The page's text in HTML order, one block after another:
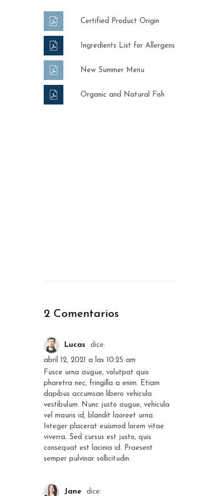
Certified Product Origin
Ingredients List for Allergens
New Summer Menu
Organic and Natural Fish
2 Comentarios
Lucas dice:
abril 12, 2021 a las 10:25 am
Fusce urna augue, volutpat quis
pharetra nec, fringilla a enim. Etiam
dapibus accumsan libero vehicula
vestibulum. Nunc justo augue, vehicula
vel mauris id, blandit laoreet urna.
Integer placerat euismod lorem vitae
viverra. Sed cursus est justo, quis
consequat est lacinia id. Praesent
semper pulvinar sollicitudin.
Jane dice: